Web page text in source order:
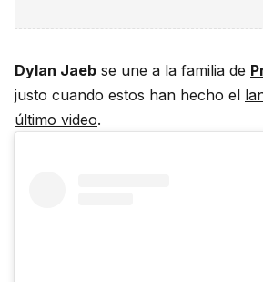
Dylan Jaeb se une a la familia de
justo cuando estos han hecho el
último video.